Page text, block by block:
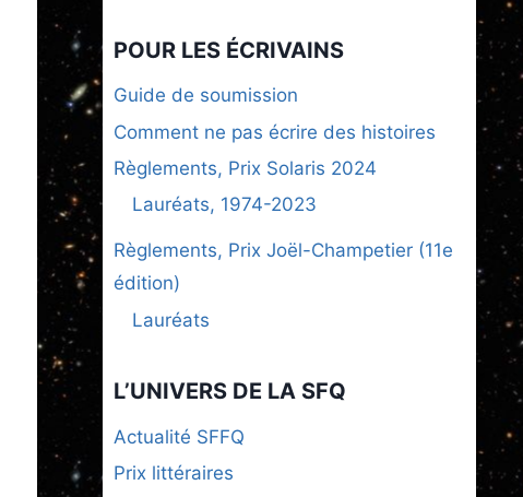
POUR LES ÉCRIVAINS
Guide de soumission
Comment ne pas écrire des histoires
Règlements, Prix Solaris 2024
Lauréats, 1974-2023
Règlements, Prix Joël-Champetier (11e
édition)
Lauréats
L’UNIVERS DE LA SFQ
Actualité SFFQ
Prix littéraires